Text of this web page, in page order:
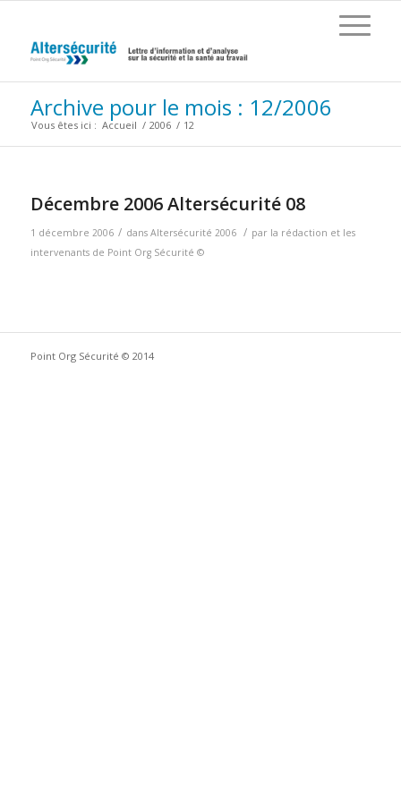
Archive pour le mois : 12/2006
Vous êtes ici : Accueil / 2006 / 12
Décembre 2006 Altersécurité 08
1 décembre 2006 / dans Altersécurité 2006 / par la rédaction et les
intervenants de Point Org Sécurité ©
Point Org Sécurité © 2014